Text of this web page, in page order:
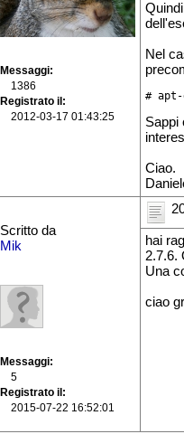
Messaggi
1386
Registrato il
2012-03-17 01:43:25
Nel
#
Sappi
Ciao.
Scritto da
Mik
Messaggi
5
Registrato il
2015-07-22 16:52:01
hai
2.7.6.
Una
ciao